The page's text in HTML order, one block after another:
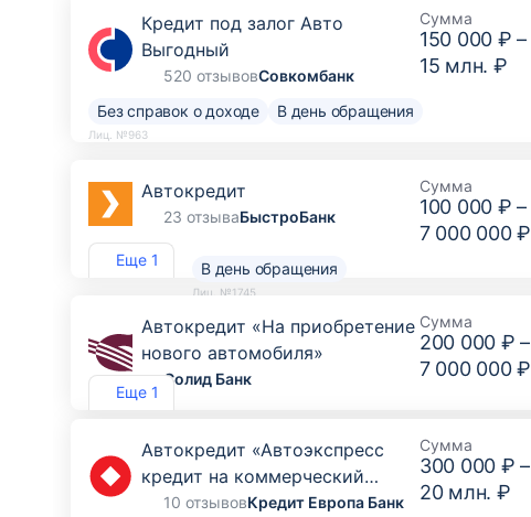
Кредит под залог Авто
Выгодный
520 отзывовСовкомбанк
Сумма
150 000 ₽ –
15 млн. ₽
Без справок о доходе В день обращения
Лиц. №963
Еще 1
Автокредит
23 отзываБыстроБанк
Сумма
100 000 ₽ –
7 000 000 ₽
В день обращения
Лиц. №1745
Еще 1
Автокредит «На приобретение
нового автомобиля»
Солид Банк
Сумма
200 000 ₽ –
7 000 000 ₽
Автокредит «Автоэкспресс
кредит на коммерческий
транспорт, грузовой транспорт
10 отзывовКредит Европа Банк
Сумма
300 000 ₽ –
20 млн. ₽